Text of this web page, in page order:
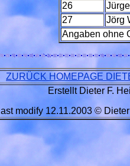
26
27
Jörg
Angaben ohne
ZURÜCK HOMEPAGE
Erstellt Dieter F.
last modify 12.11.2003©